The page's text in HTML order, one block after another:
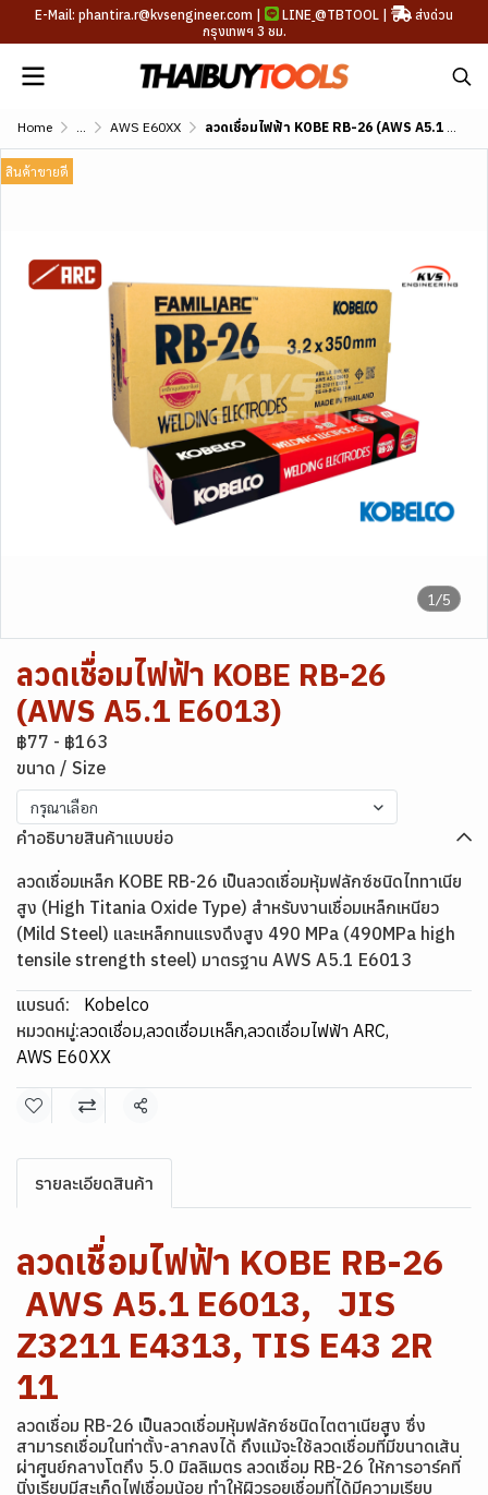
E-Mail: phantira.r@kvsengineer.com | LINE @TBTOOL |
ส่งด่วน
กรุงเทพฯ 3 ชม.
Home ... AWS E60XX ลวดเชื่อมไฟฟ้า KOBE RB-26 (AWS A5.1 E6013)
1/5
สินค้าขายดี
ลวดเชื่อมไฟฟ้า KOBE RB-26
(AWS A5.1 E6013)
฿77 - ฿163
ขนาด / Size
กรุณาเลือก
คำอธิบายสินค้าแบบย่อ
ลวดเชื่อมเหล็ก KOBE RB-26 เป็นลวดเชื่อมหุ้มฟลักซ์ชนิดไททาเนีย
สูง (High Titania Oxide Type) สำหรับงานเชื่อมเหล็กเหนียว
(Mild Steel) และเหล็กทนแรงดึงสูง 490 MPa (490MPa high
tensile strength steel) มาตรฐาน AWS A5.1 E6013
แบรนด์:
Kobelco
หมวดหมู่:ลวดเชื่อม,ลวดเชื่อมเหล็ก,ลวดเชื่อมไฟฟ้า ARC,
AWS E60XX
แชร์
รายละเอียดสินค้า
ลวดเชื่อมไฟฟ้า KOBE RB-26
AWS A5.1 E6013, JIS
Z3211 E4313, TIS E43 2R
11
ลวดเชื่อม RB-26 เป็นลวดเชื่อมหุ้มฟลักซ์ชนิดไตตาเนียสูง ซึ่ง
สามารถเชื่อมในท่าตั้ง-ลากลงได้ ถึงแม้จะใช้ลวดเชื่อมที่มีขนาดเส้น
ผ่าศูนย์กลางโตถึง 5.0 มิลลิเมตร ลวดเชื่อม RB-26 ให้การอาร์คที่
นิ่งเรียบมีสะเก็ดไฟเชื่อมน้อย ทำให้ผิวรอยเชื่อมที่ได้มีความเรียบ